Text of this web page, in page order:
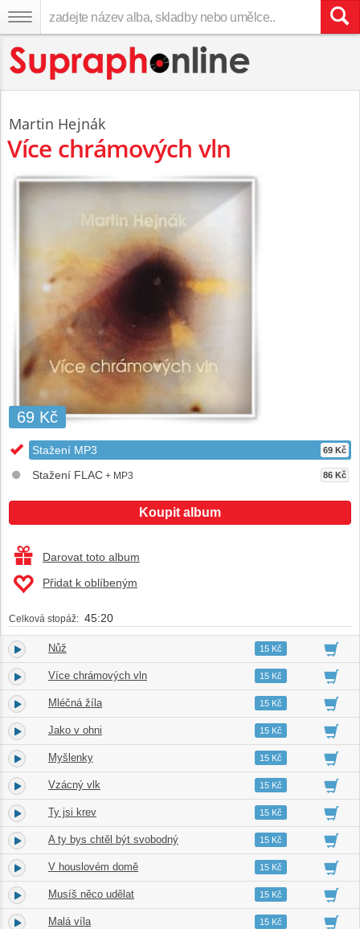
Martin Hejnák
Více chrámových vln
69 Kč
Stažení MP3 69 Kč
Stažení FLAC + MP3 86 Kč
Koupit album
Darovat toto album
Přidat k oblíbeným
Celková stopáž: 45:20
1. Nůž 02:3015 Kč
2. Více chrámových vln 01:5215 Kč
3. Mléčná žíla 04:0315 Kč
4. Jako v ohni 02:4515 Kč
5. Myšlenky 01:3215 Kč
6. Vzácný vlk 04:0415 Kč
7. Ty jsi krev 01:1415 Kč
8. A ty bys chtěl být svobodný 02:2015 Kč
9. V houslovém domě 02:3815 Kč
10. Musíš něco udělat 01:5515 Kč
11. Malá víla 01:3115 Kč